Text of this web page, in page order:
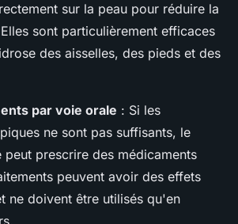
sur la peau pour réduire la
sont particulièrement efficaces
des aisselles, des pieds et des
par voie orale : Si les
ne sont pas suffisants, le
peut prescrire des médicaments
peuvent avoir des effets
ne doivent être utilisés qu'en